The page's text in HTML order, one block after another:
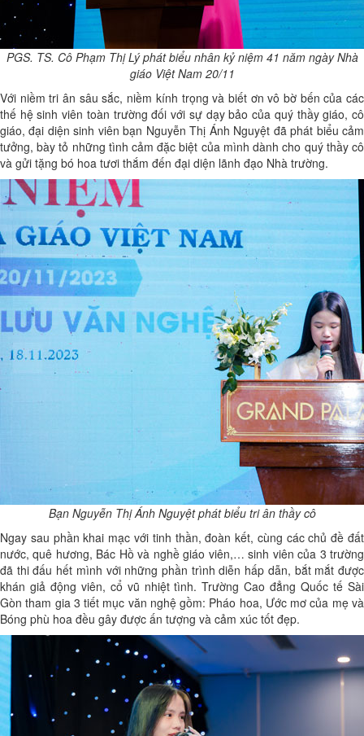
PGS. TS. Cô Phạm Thị Lý phát biểu nhân kỷ niệm 41 năm ngày Nhà
giáo Việt Nam 20/11
Với niềm tri ân sâu sắc, niềm kính trọng và biết ơn vô bờ bến của các
thế hệ sinh viên toàn trường đối với sự dạy bảo của quý thầy giáo, cô
giáo, đại diện sinh viên bạn Nguyễn Thị Ánh Nguyệt đã phát biểu cảm
tưởng, bày tỏ những tình cảm đặc biệt của mình dành cho quý thầy cô
và gửi tặng bó hoa tươi thắm đến đại diện lãnh đạo Nhà trường.
Bạn Nguyễn Thị Ánh Nguyệt phát biểu tri ân thầy cô
Ngay sau phần khai mạc với tinh thần, đoàn kết, cùng các chủ đề đất
nước, quê hương, Bác Hồ và nghề giáo viên,… sinh viên của 3 trường
đã thi đấu hết mình với những phần trình diễn hấp dẫn, bắt mắt được
khán giả động viên, cổ vũ nhiệt tình. Trường Cao đẳng Quốc tế Sài
Gòn tham gia 3 tiết mục văn nghệ gồm: Pháo hoa, Ước mơ của mẹ và
Bóng phù hoa đều gây được ấn tượng và cảm xúc tốt đẹp.